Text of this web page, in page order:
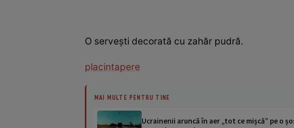
O servești decorată cu zahăr pudră.
placintapere
MAI MULTE PENTRU TINE
Ucrainenii aruncă în aer „tot ce mișcă” pe o